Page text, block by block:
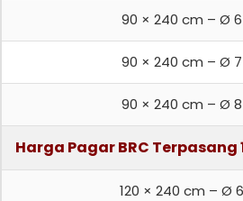
90 × 240 cm – Ø
90 × 240 cm – Ø
90 × 240 cm – Ø
Harga Pagar BRC Terpasang
120 × 240 cm – Ø